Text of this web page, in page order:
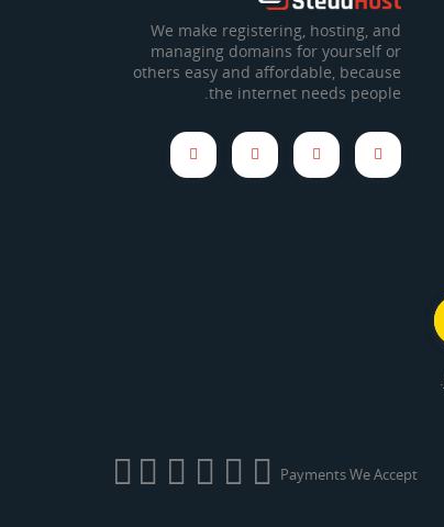
We make registering, hosting, and
managing domains for yourself or
others easy and affordable, because
the internet needs people.
Payments We Accept